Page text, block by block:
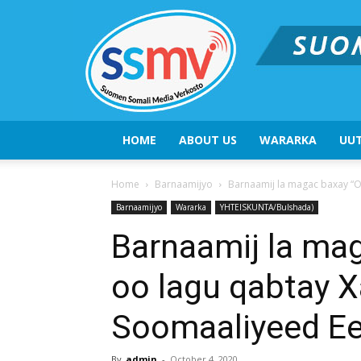
HOME ABOUT US WARARKA
Home Barnaamijyo Barnaamij la magac baxay
Barnaamijyo Wararka YHTEISKUNTA/Bulshada)
Barnaamij la
oo lagu qabtay
Soomaaliyeed